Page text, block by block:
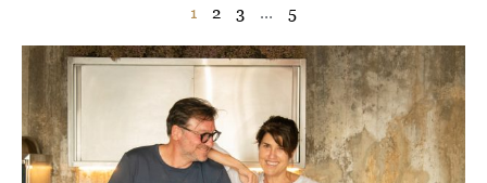
1 2 3 5